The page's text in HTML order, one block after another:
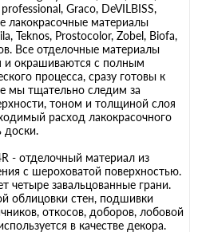
Graco, DeVILBISS,
лакокрасочные материалы
Teknos, Prostocolor, Zobel, Biofa,
Все отделочные материалы
и окрашиваются с полным
процесса, сразу готовы к
мы тщательно следим за
тоном и толщиной слоя
расход лакокрасочного
доски.
- отделочный материал из
с шероховатой поверхностью.
четыре завальцованные грани.
облицовки стен, подшивки
откосов, доборов, лобовой
в качестве декора.